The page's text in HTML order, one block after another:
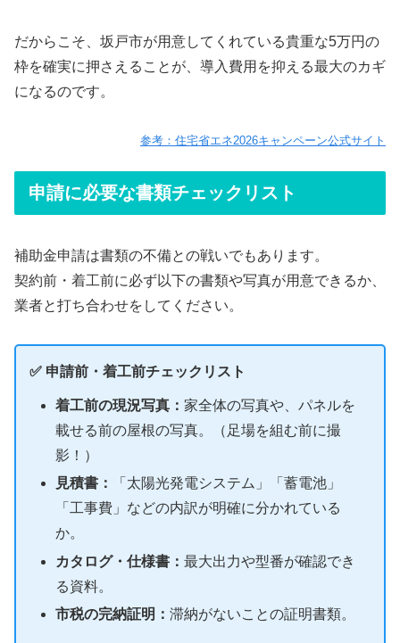
だからこそ、坂戸市が用意してくれている貴重な5万円の
枠を確実に押さえることが、導入費用を抑える最大のカギ
になるのです。
参考：住宅省エネ2026キャンペーン公式サイト
申請に必要な書類チェックリスト
補助金申請は書類の不備との戦いでもあります。
契約前・着工前に必ず以下の書類や写真が用意できるか、
業者と打ち合わせをしてください。
✅ 申請前・着工前チェックリスト
着工前の現況写真：家全体の写真や、パネルを
載せる前の屋根の写真。（足場を組む前に撮
影！）
見積書：
「太陽光発電システム」「蓄電池」
「工事費」などの内訳が明確に分かれている
か。
カタログ・仕様書：最大出力や型番が確認でき
る資料。
市税の完納証明：滞納がないことの証明書類。